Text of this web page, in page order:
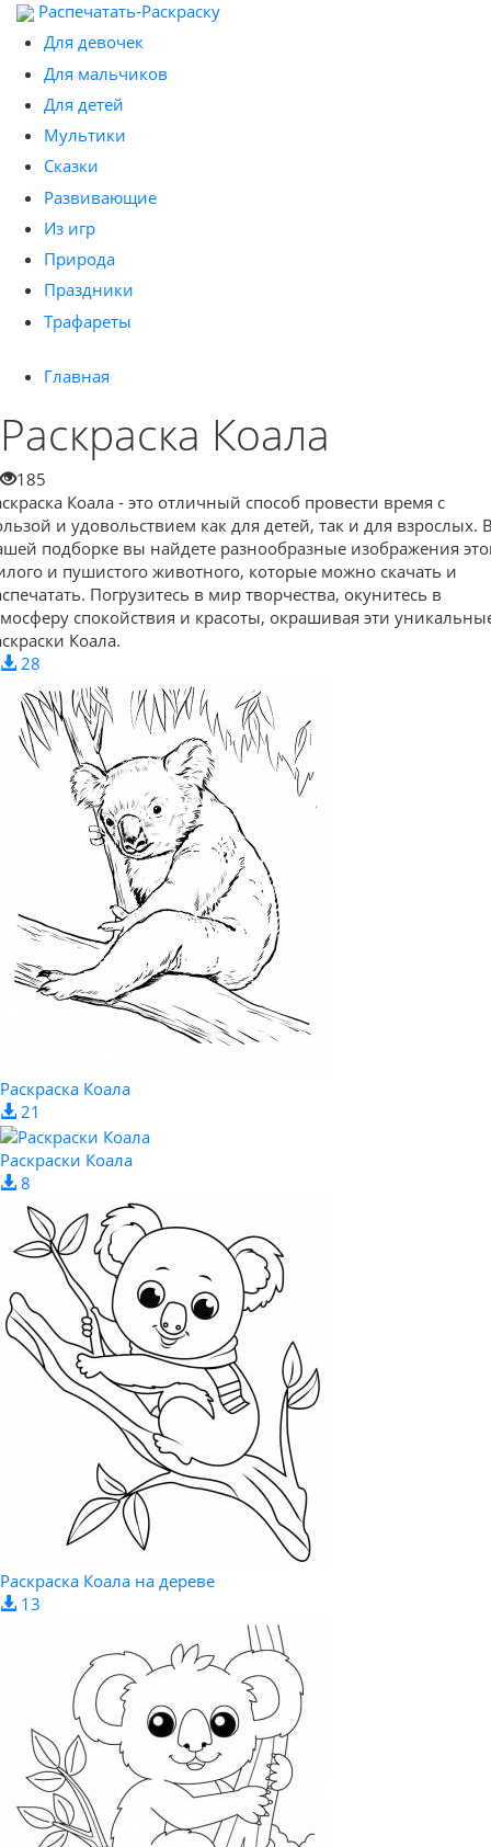
Распечатать-Раскраску
Для девочек
Для мальчиков
Для детей
Мультики
Сказки
Развивающие
Из игр
Природа
Праздники
Трафареты
Главная
Раскраска Коала
185
Коала - это отличный способ провести время с
и удовольствием как для детей, так и для взрослых.
подборке вы найдете разнообразные изображения
и пушистого животного, которые можно скачать и
Погрузитесь в мир творчества, окунитесь в
спокойствия и красоты, окрашивая эти
Коала.
28
Раскраска Коала
21
Раскраски Коала
8
Раскраска Коала на дереве
13